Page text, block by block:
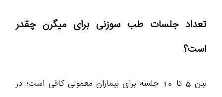
تعداد جلسات طب سوزنی برای میگرن چقدر
است؟
بین 5 تا 10 جلسه برای بیماران معمولی کافی است؛ در